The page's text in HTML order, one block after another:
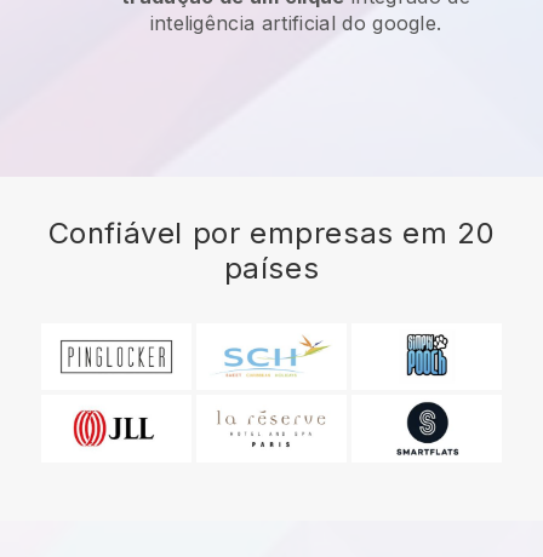
inteligência artificial do google.
Confiável por empresas em 20
países